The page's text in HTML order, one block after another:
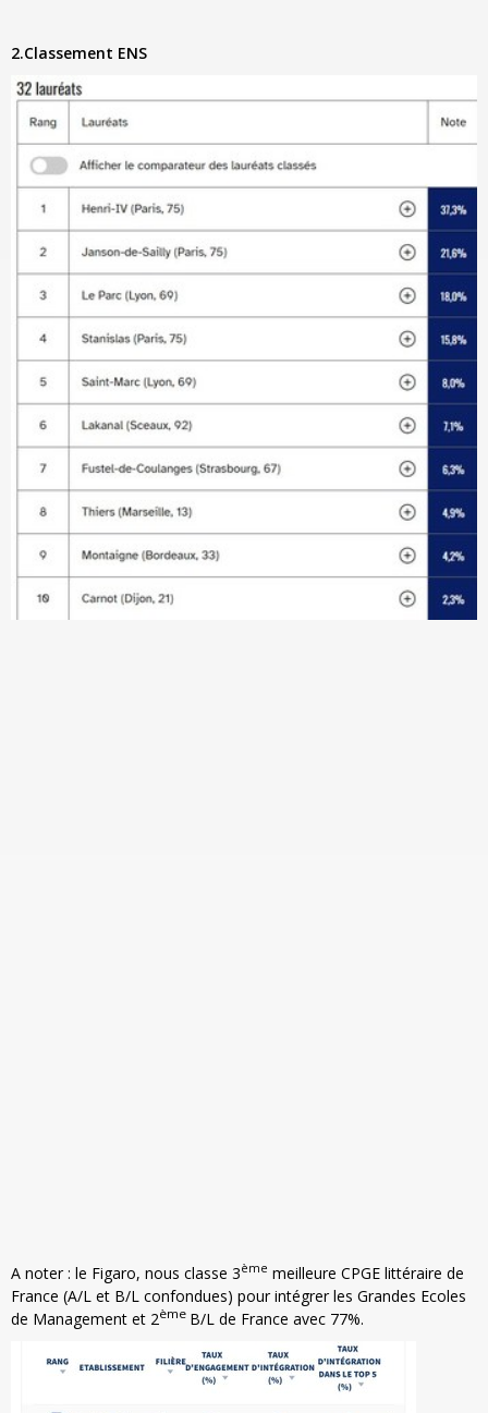
2.Classement ENS
A noter : le Figaro, nous classe 3ème meilleure CPGE littéraire de
France (A/L et B/L confondues) pour intégrer les Grandes Ecoles
de Management et 2ème B/L de France avec 77%.